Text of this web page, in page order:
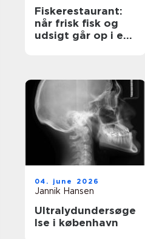
Fiskerestaurant:
når frisk fisk og
udsigt går op i en
04. june 2026
Jannik Hansen
Ultralydundersøge
lse i københavn